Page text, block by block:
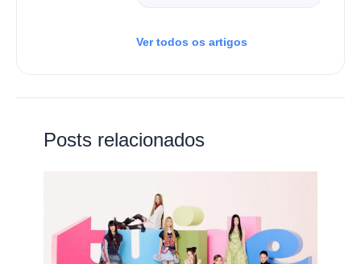
Ver todos os artigos
Posts relacionados